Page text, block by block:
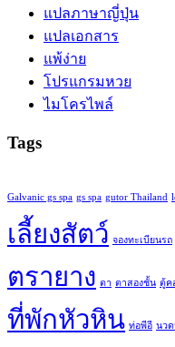
แปลภาษาญี่ปุ่น
แปลเอกสาร
แพ้ง่าย
โปรแกรมหวย
ไมโครไพล์
Tags
Galvanic gs spa gs spa gutor Thailand
เลี้ยงสัตว์ จองทะเบียนรถ
ตรายาง ตา ตาสองชั้น ตู้ค
ที่พักหัวหิน ท่อพีอี นว